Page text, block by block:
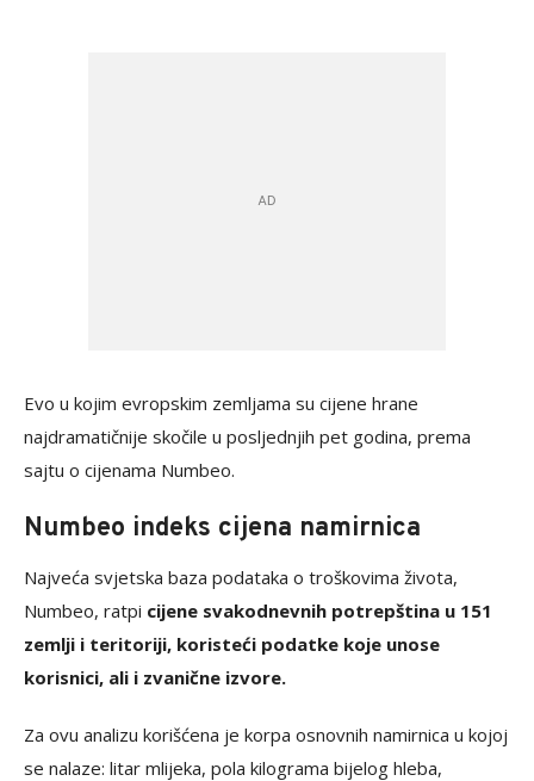
Evo u kojim evropskim zemljama su cijene hrane
najdramatičnije skočile u posljednjih pet godina, prema
sajtu o cijenama Numbeo.
Numbeo indeks cijena namirnica
Najveća svjetska baza podataka o troškovima života,
Numbeo, ratpi cijene svakodnevnih potrepština u 151
zemlji i teritoriji, koristeći podatke koje unose
korisnici, ali i zvanične izvore.
Za ovu analizu korišćena je korpa osnovnih namirnica u kojoj
se nalaze: litar mlijeka, pola kilograma bijelog hleba,